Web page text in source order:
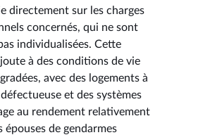
directement sur les charges
concernés, qui ne sont
individualisées. Cette
à des conditions de vie
avec des logements à
et des systèmes
au rendement relativement
épouses de gendarmes